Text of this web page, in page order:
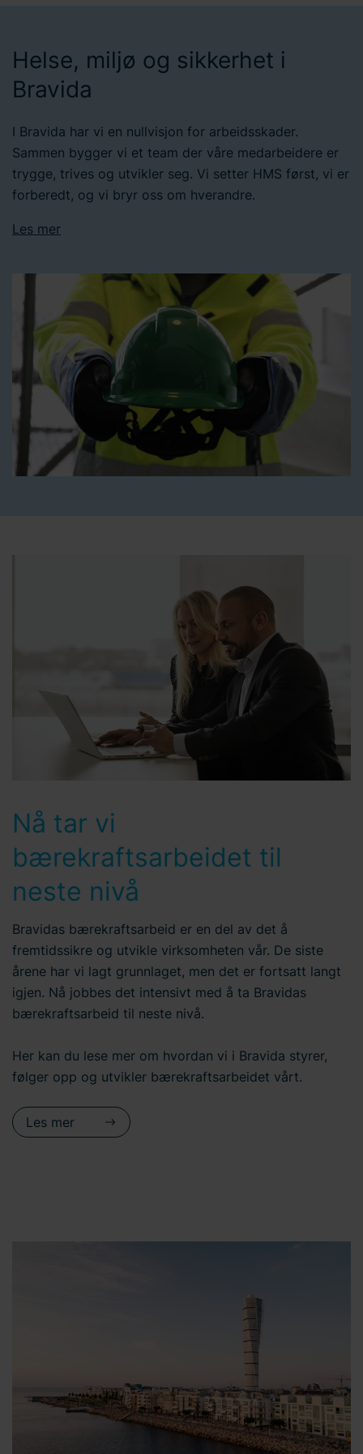
Helse, miljø og sikkerhet i
Bravida
I Bravida har vi en nullvisjon for arbeidsskader.
Sammen bygger vi et team der våre medarbeidere er
trygge, trives og utvikler seg. Vi setter HMS først, vi er
forberedt, og vi bryr oss om hverandre.
Les mer
Nå tar vi
bærekraftsarbeidet til
neste nivå
Bravidas bærekraftsarbeid er en del av det å
fremtidssikre og utvikle virksomheten vår. De siste
årene har vi lagt grunnlaget, men det er fortsatt langt
igjen. Nå jobbes det intensivt med å ta Bravidas
bærekraftsarbeid til neste nivå.
Her kan du lese mer om hvordan vi i Bravida styrer,
følger opp og utvikler bærekraftsarbeidet vårt.
Les mer